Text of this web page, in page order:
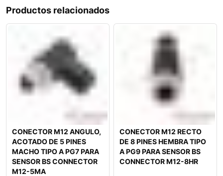
Productos relacionados
CONECTOR M12 ANGULO,
ACOTADO DE 5 PINES
MACHO TIPO A PG7 PARA
SENSOR BS CONNECTOR
M12-5MA
CONECTOR M12 RECTO
DE 8 PINES HEMBRA TIPO
A PG9 PARA SENSOR BS
CONNECTOR M12-8HR